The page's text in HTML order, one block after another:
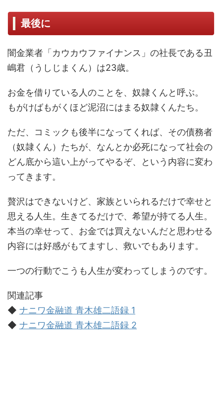
最後に
闇金業者「カウカウファイナンス」の社長である丑
嶋君（うしじまくん）は23歳。
お金を借りている人のことを、奴隷くんと呼ぶ。
もがけばもがくほど泥沼にはまる奴隷くんたち。
ただ、コミックも後半になってくれば、その債務者
（奴隷くん）たちが、なんとか必死になって社会の
どん底から這い上がってやるぞ、という内容に変わ
ってきます。
贅沢はできないけど、家族といられるだけで幸せと
思える人生。生きてるだけで、希望が持てる人生。
本当の幸せって、お金では買えないんだと思わせる
内容には好感がもてますし、救いでもあります。
一つの行動でこうも人生が変わってしまうのです。
関連記事
◆ ナニワ金融道 青木雄二語録 1
◆ ナニワ金融道 青木雄二語録 2